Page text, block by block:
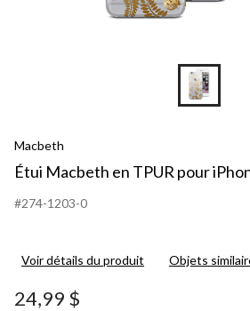
Macbeth
Étui Macbeth en TPUR pour
#274-1203-0
Voir détails du produit Objets
24,99 $